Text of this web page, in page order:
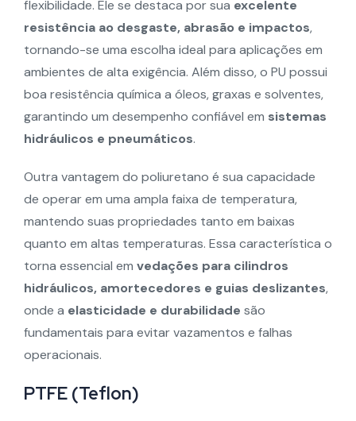
flexibilidade. Ele se destaca por sua excelente
resistência ao desgaste, abrasão e impactos,
tornando-se uma escolha ideal para aplicações em
ambientes de alta exigência. Além disso, o PU possui
boa resistência química a óleos, graxas e solventes,
garantindo um desempenho confiável em sistemas
hidráulicos e pneumáticos.
Outra vantagem do poliuretano é sua capacidade
de operar em uma ampla faixa de temperatura,
mantendo suas propriedades tanto em baixas
quanto em altas temperaturas. Essa característica o
torna essencial em vedações para cilindros
hidráulicos, amortecedores e guias deslizantes,
onde a elasticidade e durabilidade são
fundamentais para evitar vazamentos e falhas
operacionais.
PTFE (Teflon)